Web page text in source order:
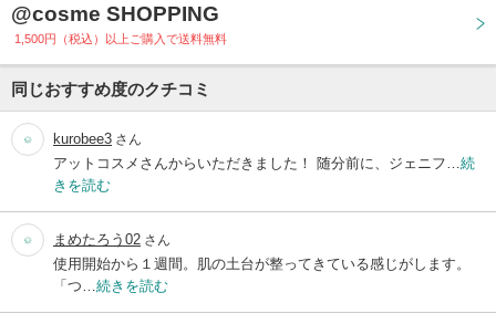
@cosme SHOPPING
1,500円（税込）以上ご購入で送料無料
同じおすすめ度のクチコミ
kurobee3 さん
アットコスメさんからいただきました！ 随分前に、ジェニフ… 続
きを読む
まめたろう02 さん
使用開始から１週間。肌の土台が整ってきている感じがします。
「つ… 続きを読む